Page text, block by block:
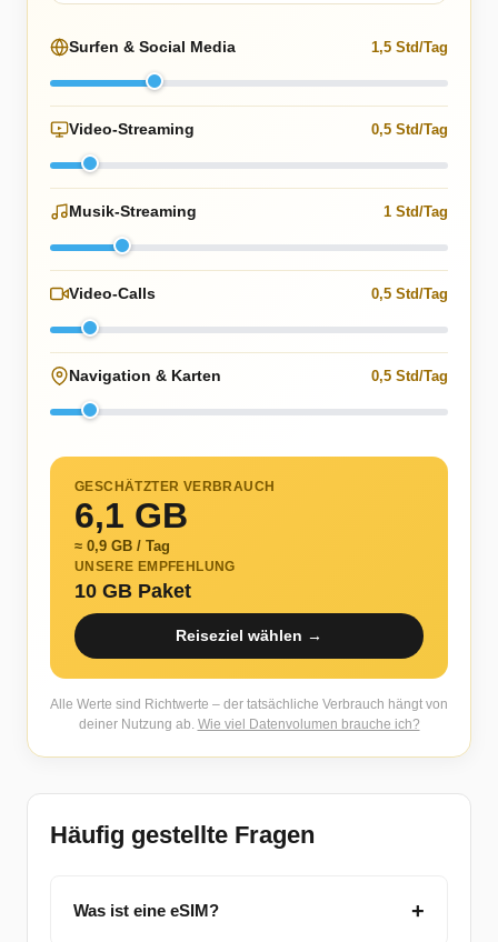
Surfen & Social Media 1,5 Std/Tag
Video-Streaming 0,5 Std/Tag
Musik-Streaming 1 Std/Tag
Video-Calls 0,5 Std/Tag
Navigation & Karten 0,5 Std/Tag
GESCHÄTZTER VERBRAUCH
6,1 GB
≈ 0,9 GB / Tag
UNSERE EMPFEHLUNG
10 GB Paket
Reiseziel wählen →
Alle Werte sind Richtwerte – der tatsächliche Verbrauch hängt von
deiner Nutzung ab. Wie viel Datenvolumen brauche ich?
Häufig gestellte Fragen
Was ist eine eSIM?